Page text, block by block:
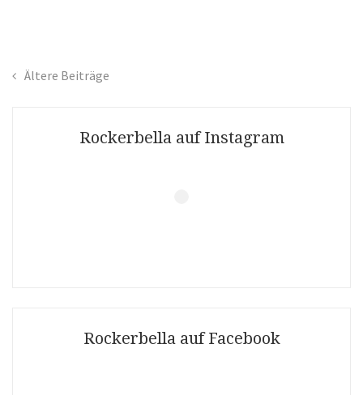
Ältere Beiträge
Rockerbella auf Instagram
Rockerbella auf Facebook